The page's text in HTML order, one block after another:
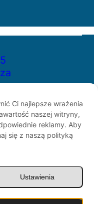
Ci najlepsze wrażenia
naszej witryny,
reklamy. Aby
się z naszą polityką
Ustawienia